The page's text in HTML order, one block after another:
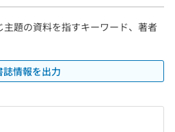
題の資料を指すキーワード、著者
誌情報を出力